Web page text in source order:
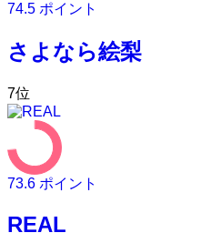
74.5 ポイント
さよなら絵梨
7位
73.6 ポイント
REAL